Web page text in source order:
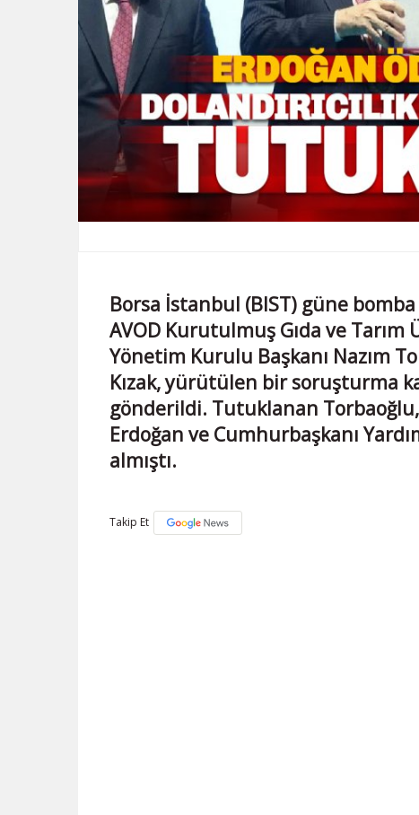
Borsa İstanbul (BIST) güne
AVOD Kurutulmuş Gıda ve
Yönetim Kurulu Başkanı Nazım
Kızak, yürütülen bir soruşturma
gönderildi. Tutuklanan
Erdoğan ve Cumhurbaşkanı
almıştı.
Takip Et